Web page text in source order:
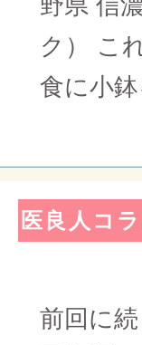
野県 信
ク） こ
食に小
医良人コ
前回に